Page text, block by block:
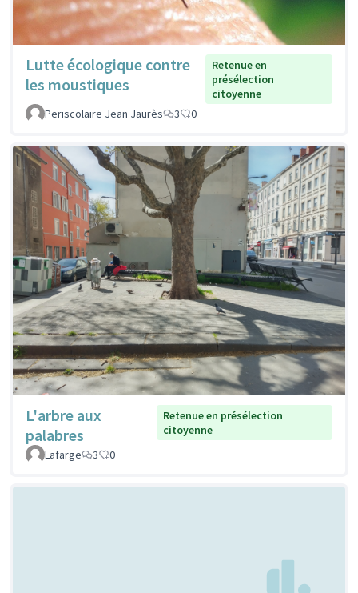
Lutte écologique contre
les moustiques
Retenue en
présélection
citoyenne
Periscolaire Jean Jaurès
3 0
L'arbre aux
palabres
Retenue en présélection
citoyenne
Lafarge
3 0